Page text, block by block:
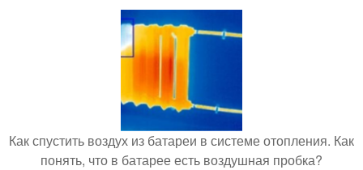
Как спустить воздух из батареи в системе отопления. Как
понять, что в батарее есть воздушная пробка?